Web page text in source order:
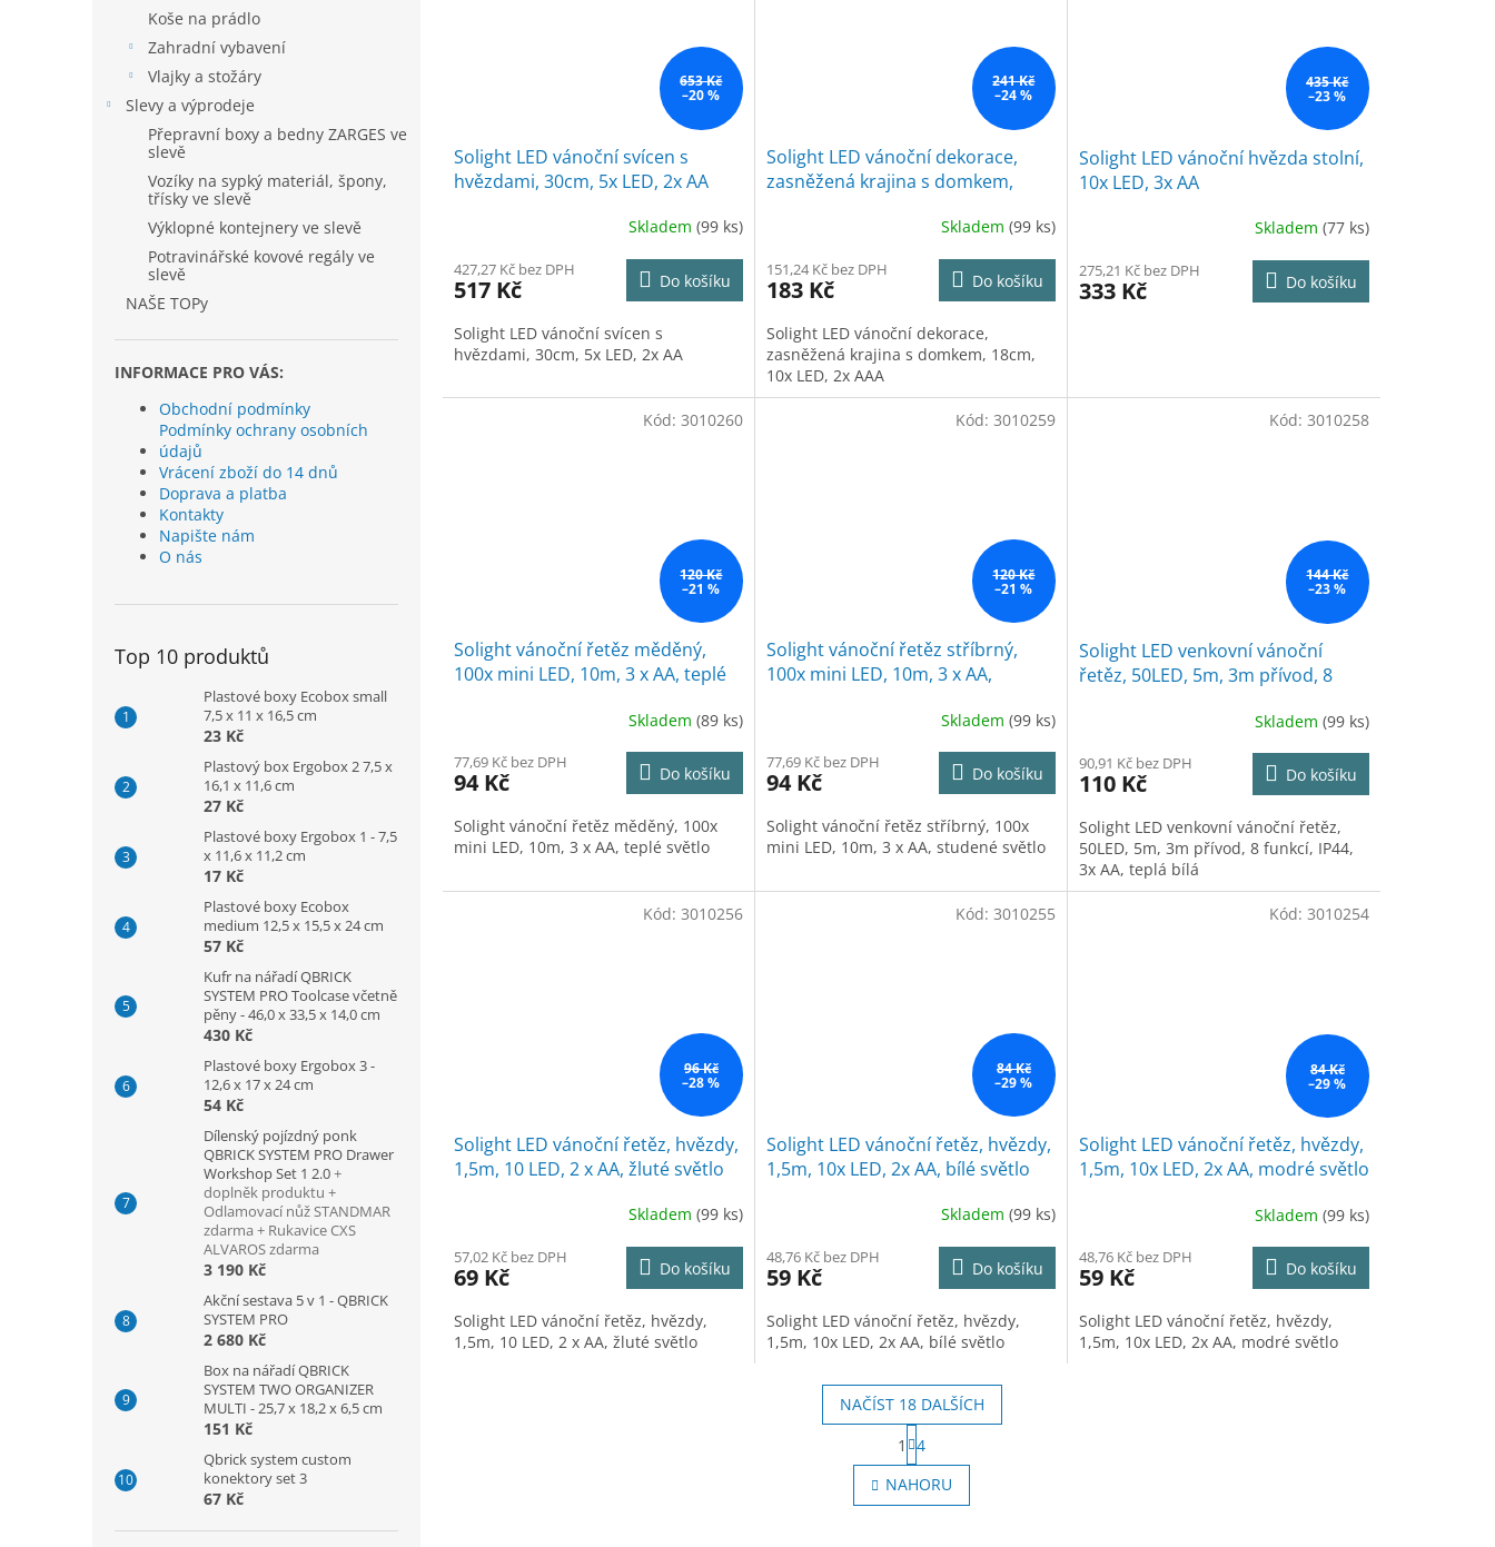
Koše na prádlo
Zahradní vybavení
Vlajky a stožáry
Slevy a výprodeje
Přepravní boxy a bedny ZARGES ve
slevě
Vozíky na sypký materiál, špony,
třísky ve slevě
Výklopné kontejnery ve slevě
Potravinářské kovové regály ve
slevě
NAŠE TOPy
INFORMACE PRO VÁS:
Obchodní podmínky
Podmínky ochrany osobních
údajů
Vrácení zboží do 14 dnů
Doprava a platba
Kontakty
Napište nám
O nás
Top 10 produktů
Plastové boxy Ecobox small
7,5 x 11 x 16,5 cm
23 Kč
Plastový box Ergobox 2 7,5 x
16,1 x 11,6 cm
27 Kč
Plastové boxy Ergobox 1 - 7,5
x 11,6 x 11,2 cm
17 Kč
Plastové boxy Ecobox
medium 12,5 x 15,5 x 24 cm
57 Kč
Kufr na nářadí QBRICK
SYSTEM PRO Toolcase včetně
pěny - 46,0 x 33,5 x 14,0 cm
430 Kč
Plastové boxy Ergobox 3 -
12,6 x 17 x 24 cm
54 Kč
Dílenský pojízdný ponk
QBRICK SYSTEM PRO Drawer
Workshop Set 1 2.0+
doplněk produktu +
Odlamovací nůž STANDMAR
zdarma + Rukavice CXS
ALVAROS zdarma
3 190 Kč
Akční sestava 5 v 1 - QBRICK
SYSTEM PRO
2 680 Kč
Box na nářadí QBRICK
SYSTEM TWO ORGANIZER
MULTI - 25,7 x 18,2 x 6,5 cm
151 Kč
Qbrick system custom
konektory set 3
67 Kč
653 Kč
–20 %
Solight LED vánoční svícen s
hvězdami, 30cm, 5x LED, 2x AA
Skladem (99 ks)
427,27 Kč bez DPH
517 Kč Do košíku
Solight LED vánoční svícen s
hvězdami, 30cm, 5x LED, 2x AA
241 Kč
–24 %
Solight LED vánoční dekorace,
zasněžená krajina s domkem,
Skladem (99 ks)
151,24 Kč bez DPH
183 Kč Do košíku
Solight LED vánoční dekorace,
zasněžená krajina s domkem, 18cm,
10x LED, 2x AAA
435 Kč
–23 %
Solight LED vánoční hvězda stolní,
10x LED, 3x AA
Skladem (77 ks)
275,21 Kč bez DPH
333 Kč Do košíku
120 Kč
–21 %
Solight vánoční řetěz měděný,
100x mini LED, 10m, 3 x AA, teplé
Skladem (89 ks)
77,69 Kč bez DPH
94 Kč Do košíku
Solight vánoční řetěz měděný, 100x
mini LED, 10m, 3 x AA, teplé světlo
Kód: 3010260
120 Kč
–21 %
Solight vánoční řetěz stříbrný,
100x mini LED, 10m, 3 x AA,
Skladem (99 ks)
77,69 Kč bez DPH
94 Kč Do košíku
Solight vánoční řetěz stříbrný, 100x
mini LED, 10m, 3 x AA, studené světlo
Kód: 3010259
144 Kč
–23 %
Solight LED venkovní vánoční
řetěz, 50LED, 5m, 3m přívod, 8
Skladem (99 ks)
90,91 Kč bez DPH
110 Kč Do košíku
Solight LED venkovní vánoční řetěz,
50LED, 5m, 3m přívod, 8 funkcí, IP44,
3x AA, teplá bílá
Kód: 3010258
96 Kč
–28 %
Solight LED vánoční řetěz, hvězdy,
1,5m, 10 LED, 2 x AA, žluté světlo
Skladem (99 ks)
57,02 Kč bez DPH
69 Kč Do košíku
Solight LED vánoční řetěz, hvězdy,
1,5m, 10 LED, 2 x AA, žluté světlo
Kód: 3010256
84 Kč
–29 %
Solight LED vánoční řetěz, hvězdy,
1,5m, 10x LED, 2x AA, bílé světlo
Skladem (99 ks)
48,76 Kč bez DPH
59 Kč Do košíku
Solight LED vánoční řetěz, hvězdy,
1,5m, 10x LED, 2x AA, bílé světlo
Kód: 3010255
84 Kč
–29 %
Solight LED vánoční řetěz, hvězdy,
1,5m, 10x LED, 2x AA, modré světlo
Skladem (99 ks)
48,76 Kč bez DPH
59 Kč Do košíku
Solight LED vánoční řetěz, hvězdy,
1,5m, 10x LED, 2x AA, modré světlo
Kód: 3010254
O
v
l
NAČÍST 18 DALŠÍCH
S
t
r
á
n
1
4
NAHORU